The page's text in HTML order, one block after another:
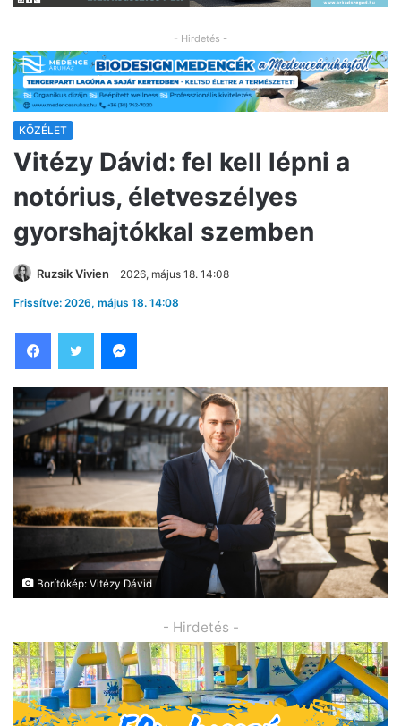
- Hirdetés -
KÖZÉLET
Vitézy Dávid: fel kell lépni a
notórius, életveszélyes
gyorshajtókkal szemben
Ruzsik Vivien 2026, május 18. 14:08
Frissítve: 2026, május 18. 14:08
Borítókép: Vitézy Dávid
- Hirdetés -